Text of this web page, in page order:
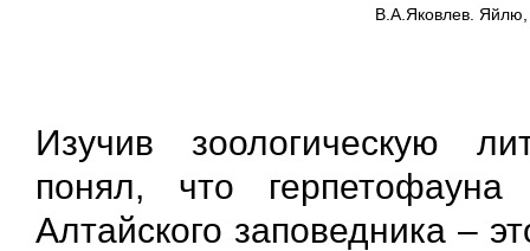
В.А.Яковлев. Яйлю,
Изучив зоологическую
понял, что
Алтайского заповедника –